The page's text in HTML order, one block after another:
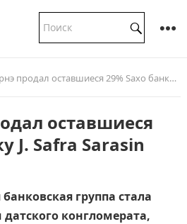
оставшиеся 29% Saxo банку J. Safra Sarasin
оставшиеся
J. Safra Sarasin
группа стала
конгломерата,